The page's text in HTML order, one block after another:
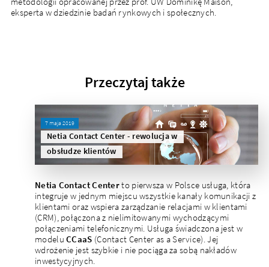
eksperta w dziedzinie badań rynkowych i społecznych.
Przeczytaj także
7 maja 2019
Netia Contact Center - rewolucja w
obsłudze klientów
Netia Contact Centerto pierwsza w Polsce usługa, która
integruje w jednym miejscu wszystkie kanały komunikacji z
klientami oraz wspiera zarządzanie relacjami w klientami
(CRM), połączona z nielimitowanymi wychodzącymi
połączeniami telefonicznymi. Usługa świadczona jest w
modeluCCaaS (Contact Center as a Service). Jej
wdrożenie jest szybkie i nie pociąga za sobą nakładów
inwestycyjnych.